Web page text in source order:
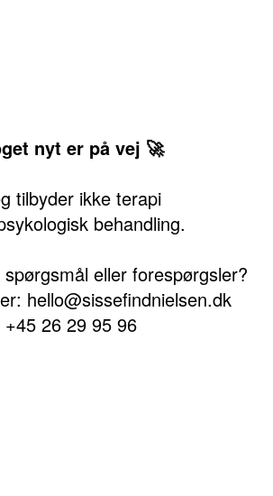
nyt er på vej 🚀
tilbyder ikke terapi
behandling.
eller forespørgsler?
hello@sissefindnielsen.dk
+45 26 29 95 96